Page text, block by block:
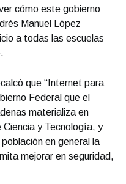
cómo este gobierno
Manuel López
a todas las escuelas
que “Internet para
Federal que el
materializa en
y Tecnología, y
en general la
mejorar en seguridad,